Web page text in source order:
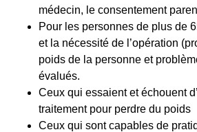
médecin, le consentement
Pour les personnes de plus de
et la nécessité de l’opération
poids de la personne et
évalués.
Ceux qui essaient et échouent
traitement pour perdre du poids
Ceux qui sont capables de